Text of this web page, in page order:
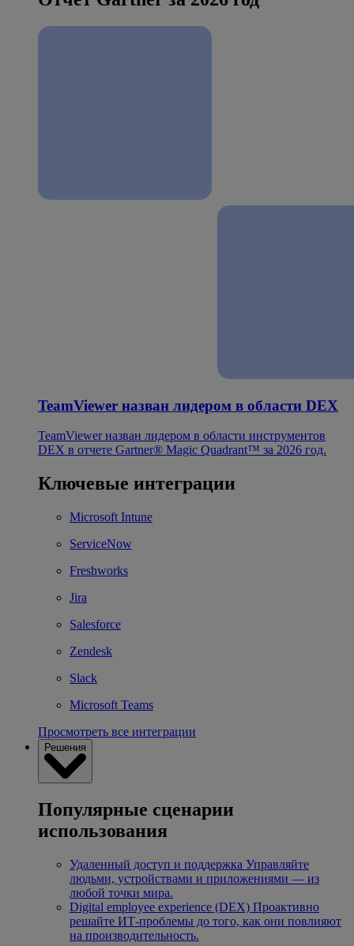
TeamViewer назван лидером в области DEX
TeamViewer назван лидером в области инструментов
DEX в отчете Gartner® Magic Quadrant™ за 2026 год.
Ключевые интеграции
Microsoft Intune
ServiceNow
Freshworks
Jira
Salesforce
Zendesk
Slack
Microsoft Teams
Просмотреть все интеграции
Решения
Популярные сценарии
использования
Удаленный доступ и поддержка Управляйте
людьми, устройствами и приложениями — из
любой точки мира.
Digital employee experience (DEX) Проактивно
решайте ИТ-проблемы до того, как они повлияют
на производительность.